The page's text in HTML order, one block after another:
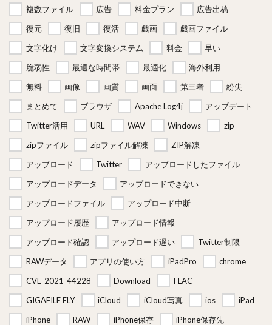
複数ファイル
広告 料金プラン
広告出稿
復元
復旧 復活 戯画
戯画ファイル
文字化け
文字変換システム 料金
早い
脆弱性
最適な時間帯 最適化
海外利用
無料
画像 画質 画面 第三者
紛失
まとめて
ブラウザ Apache Log4j
アップデート
Twitter活用
URL WAV Windows
zip
zipファイル
zipファイル解凍
ZIP解凍
アップロード
Twitter
アップロードしたファイル
アップロードデータ
アップロードできない
アップロードファイル
アップロード中断
アップロード履歴
アップロード情報
アップロード確認
アップロード遅い
Twitter制限
RAWデータ
アプリの使い方 iPadPro
chrome
CVE-2021-44228
Download
FLAC
GIGAFILE FLY
iCloud iCloud写真 ios
iPad
iPhone
RAW iPhone保存
iPhone保存先